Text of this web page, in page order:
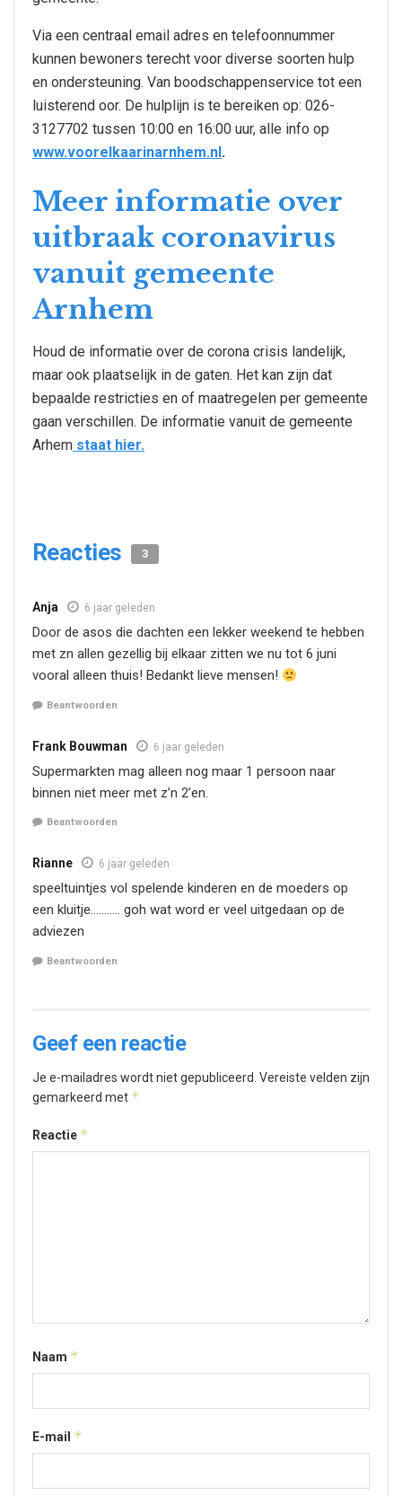
Via een centraal email adres en telefoonnummer
kunnen bewoners terecht voor diverse soorten hulp
en ondersteuning. Van boodschappenservice tot een
luisterend oor. De hulplijn is te bereiken op: 026-
3127702 tussen 10:00 en 16:00 uur, alle info op
www.voorelkaarinarnhem.nl.
Meer informatie over
uitbraak coronavirus
vanuit gemeente
Arnhem
Houd de informatie over de corona crisis landelijk,
maar ook plaatselijk in de gaten. Het kan zijn dat
bepaalde restricties en of maatregelen per gemeente
gaan verschillen. De informatie vanuit de gemeente
Arhem staat hier.
Reacties 3
Anja 6 jaar geleden
Door de asos die dachten een lekker weekend te hebben
met zn allen gezellig bij elkaar zitten we nu tot 6 juni
vooral alleen thuis! Bedankt lieve mensen!
Beantwoorden
Frank Bouwman 6 jaar geleden
Supermarkten mag alleen nog maar 1 persoon naar
binnen niet meer met z’n 2’en.
Beantwoorden
Rianne 6 jaar geleden
speeltuintjes vol spelende kinderen en de moeders op
een kluitje……….. goh wat word er veel uitgedaan op de
adviezen
Beantwoorden
Geef een reactie
Je e-mailadres wordt niet gepubliceerd. Vereiste velden zijn
gemarkeerd met *
Reactie *
Naam *
E-mail *